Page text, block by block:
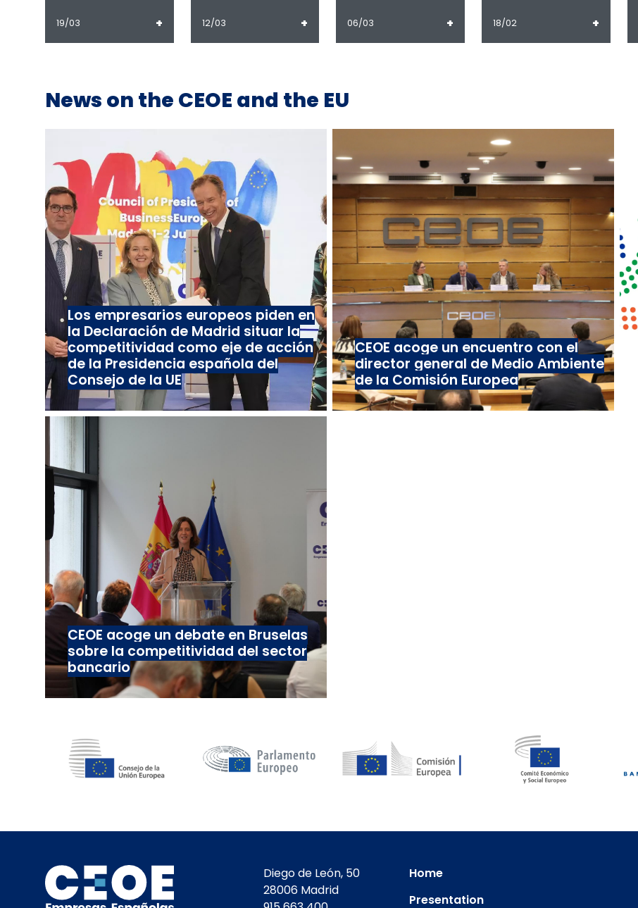
19/03 + 12/03 + 06/03 + 18/02 +
News on the CEOE and the EU
Los empresarios europeos piden en
la Declaración de Madrid situar la
competitividad como eje de acción
de la Presidencia española del
Consejo de la UE
CEOE acoge un encuentro con el
director general de Medio Ambiente
de la Comisión Europea
CEOE acoge un debate en Bruselas
sobre la competitividad del sector
bancario
Diego de León, 50
28006 Madrid
Home
Presentation